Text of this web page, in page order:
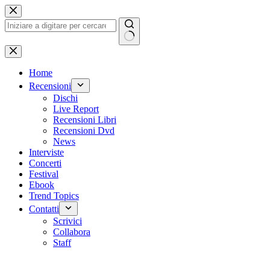
Salta
al
contenuto
Nessun
risultato
Home
Recensioni
Dischi
Live Report
Recensioni Libri
Recensioni Dvd
News
Interviste
Concerti
Festival
Ebook
Trend Topics
Contatti
Scrivici
Collabora
Staff